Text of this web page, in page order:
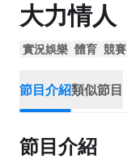
大力情人
實況娛樂 體育 競賽
節目介紹類似節目
節目介紹